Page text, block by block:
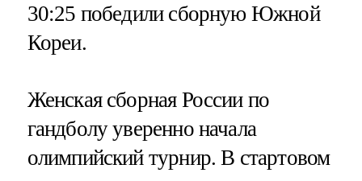
30:25 победили сборную Южной
Кореи.
Женская сборная России по
гандболу уверенно начала
олимпийский турнир. В стартовом